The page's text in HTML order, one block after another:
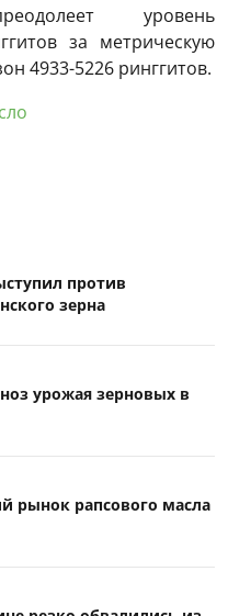
уровень
за метрическую
4933-5226 ринггитов.
против
зерна
урожая зерновых в
рынок рапсового масла